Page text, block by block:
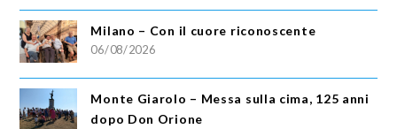
Milano – Con il cuore riconoscente
06/08/2026
Monte Giarolo – Messa sulla cima, 125 anni
dopo Don Orione